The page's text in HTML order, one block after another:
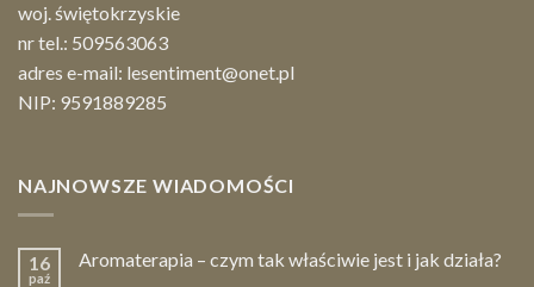
woj. świętokrzyskie
nr tel.: 509563063
adres e-mail: lesentiment@onet.pl
NIP: 9591889285
NAJNOWSZE WIADOMOŚCI
16
paź
Aromaterapia – czym tak właściwie jest i jak działa?